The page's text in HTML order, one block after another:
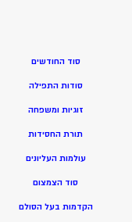
סוד החודשים
סודות התפילה
זוגיות ומשפחה
תורת החסידות
עולמות העליונים
סוד הצמצום
הקדמות בעל הסולם